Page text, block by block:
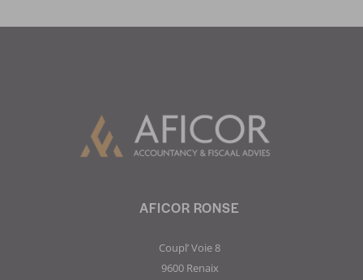
AFICOR RONSE
Coupl’ Voie 8
9600 Renaix